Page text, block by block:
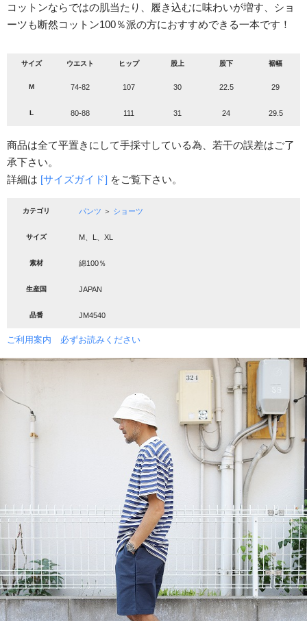
コットンならではの肌当たり、履き込むに味わいが増す、ショ
ーツも断然コットン100％派の方におすすめできる一本です！
サイズ ウエスト ヒップ 股上 股下 裾幅
M 74-82 107 30 22.5 29
L 80-88 111 31 24 29.5
商品は全て平置きにして手採寸している為、若干の誤差はご了
承下さい。
詳細は [サイズガイド] をご覧下さい。
カテゴリ パンツ ＞ ショーツ
サイズ M、L、XL
素材 綿100％
生産国 JAPAN
品番 JM4540
ご利用案内 必ずお読みください